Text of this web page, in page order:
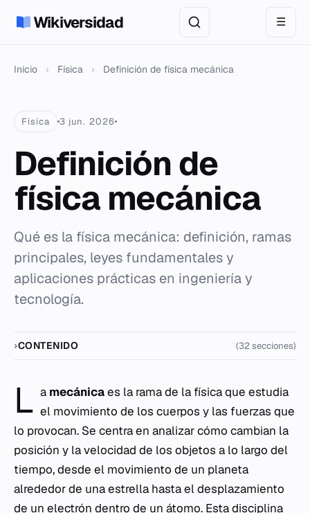
Wikiversidad ☰
Inicio › Física › Definición de física mecánica
Física 3 jun. 2026
Definición de
física mecánica
Qué es la física mecánica: definición, ramas
principales, leyes fundamentales y
aplicaciones prácticas en ingeniería y
tecnología.
CONTENIDO (32 secciones)
L a mecánicaes la rama de la física que estudia
el movimiento de los cuerpos y las fuerzas que
lo provocan. Se centra en analizar cómo cambian la
posición y la velocidad de los objetos a lo largo del
tiempo, desde el movimiento de un planeta
alrededor de una estrella hasta el desplazamiento
de un electrón dentro de un átomo. Esta disciplina